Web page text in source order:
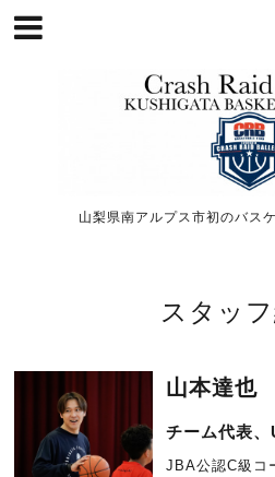
山梨県南アルプス市初のバス
スタッ
山本達也
チーム代表
JBA公認C級コ